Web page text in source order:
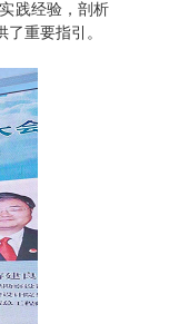
践经验，剖析
重要指引。